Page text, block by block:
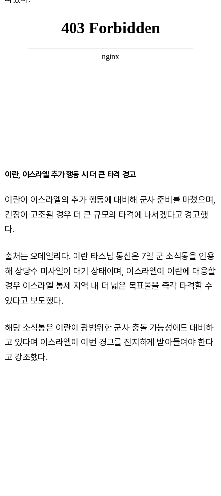
이란, 이스라엘 추가 행동 시 더 큰 타격 경고
이란이 이스라엘의 추가 행동에 대비해 군사 준비를 마쳤으며,
긴장이 고조될 경우 더 큰 규모의 타격에 나서겠다고 경고했
다.
출처는 오데일리다. 이란 타스님 통신은 7일 군 소식통을 인용
해 상당수 미사일이 대기 상태이며, 이스라엘이 이란에 대응할
경우 이스라엘 통제 지역 내 더 넓은 목표물을 즉각 타격할 수
있다고 보도했다.
해당 소식통은 이란이 광범위한 군사 충돌 가능성에도 대비하
고 있다며 이스라엘이 이번 경고를 진지하게 받아들여야 한다
고 강조했다.